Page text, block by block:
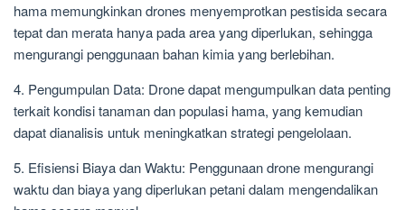
hama memungkinkan drones menyemprotkan pestisida secara
tepat dan merata hanya pada area yang diperlukan, sehingga
mengurangi penggunaan bahan kimia yang berlebihan.
4. Pengumpulan Data: Drone dapat mengumpulkan data penting
terkait kondisi tanaman dan populasi hama, yang kemudian
dapat dianalisis untuk meningkatkan strategi pengelolaan.
5. Efisiensi Biaya dan Waktu: Penggunaan drone mengurangi
waktu dan biaya yang diperlukan petani dalam mengendalikan